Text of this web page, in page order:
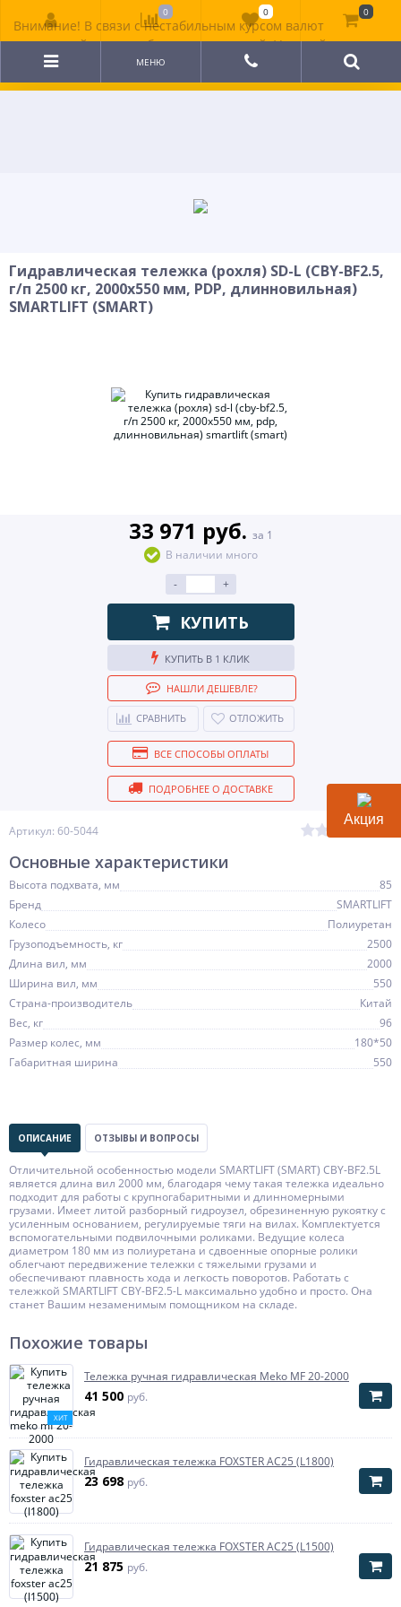
Внимание! В связи с нестабильным курсом валют
цена на сайте может быть неактуальной. Уточняйте
стоимость у менеджера.
МЕНЮ
Гидравлическая тележка (рохля) SD-L (CBY-BF2.5,
г/п 2500 кг, 2000x550 мм, PDP, длинновильная)
SMARTLIFT (SMART)
Артикул: 60-5044
33 971 руб. за 1
В наличии много
-
+
КУПИТЬ
КУПИТЬ В 1 КЛИК
НАШЛИ ДЕШЕВЛЕ?
СРАВНИТЬ ОТЛОЖИТЬ
ВСЕ СПОСОБЫ ОПЛАТЫ
ПОДРОБНЕЕ О ДОСТАВКЕ
Основные характеристики
Высота подхвата, мм
85
Бренд
SMARTLIFT
Колесо
Полиуретан
Грузоподъемность, кг
2500
Длина вил, мм
2000
Ширина вил, мм
550
Страна-производитель
Китай
Вес, кг
96
Размер колес, мм
180*50
Габаритная ширина
550
ОПИСАНИЕ ОТЗЫВЫ И ВОПРОСЫ
Отличительной особенностью модели SMARTLIFT (SMART) CBY-BF2.5L
является длина вил 2000 мм, благодаря чему такая тележка идеально
подходит для работы с крупногабаритными и длинномерными
грузами. Имеет литой разборный гидроузел, обрезиненную рукоятку c
усиленным основанием, регулируемые тяги на вилах. Комплектуется
вспомогательными подвилочными роликами. Ведущие колеса
диаметром 180 мм из полиуретана и сдвоенные опорные ролики
облегчают передвижение тележки с тяжелыми грузами и
обеспечивают плавность хода и легкость поворотов. Работать с
тележкой SMARTLIFT CBY-BF2.5-L максимально удобно и просто. Она
станет Вашим незаменимым помощником на складе.
Похожие товары
ХИТ
Тележка ручная гидравлическая Meko MF 20-2000
41 500 руб.
Гидравлическая тележка FOXSTER AC25 (L1800)
23 698 руб.
Гидравлическая тележка FOXSTER AC25 (L1500)
21 875 руб.
0 0 0
Акция